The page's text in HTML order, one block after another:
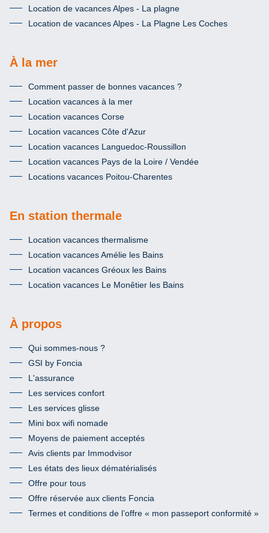
Location de vacances Alpes - La plagne
Location de vacances Alpes - La Plagne Les Coches
À la mer
Comment passer de bonnes vacances ?
Location vacances à la mer
Location vacances Corse
Location vacances Côte d'Azur
Location vacances Languedoc-Roussillon
Location vacances Pays de la Loire / Vendée
Locations vacances Poitou-Charentes
En station thermale
Location vacances thermalisme
Location vacances Amélie les Bains
Location vacances Gréoux les Bains
Location vacances Le Monêtier les Bains
À propos
Qui sommes-nous ?
GSI by Foncia
L'assurance
Les services confort
Les services glisse
Mini box wifi nomade
Moyens de paiement acceptés
Avis clients par Immodvisor
Les états des lieux dématérialisés
Offre pour tous
Offre réservée aux clients Foncia
Termes et conditions de l’offre « mon passeport conformité »